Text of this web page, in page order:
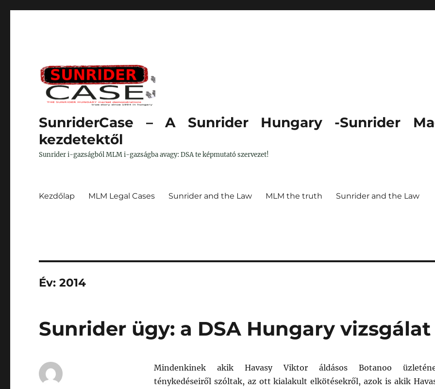
SunriderCase – A Sunrider Hungary -Sunrider
kezdetektől
Sunrider i-gazságból MLM i-gazságba avagy: DSA te képmutató szervezet!
Kezdőlap MLM Legal Cases Sunrider and the Law MLM the truth Sunrider and the Law
Év:2014
Sunrider ügy: a DSA Hungary vizsgálat
Mindenkinek akik Havasy Viktor áldásos Botanoo
ténykedéseiről szóltak, az ott kialakult elkötésekről, azok is akik